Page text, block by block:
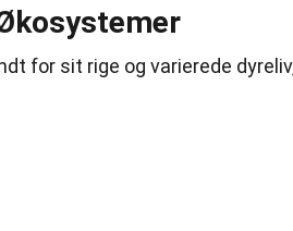
for sit rige og varierede